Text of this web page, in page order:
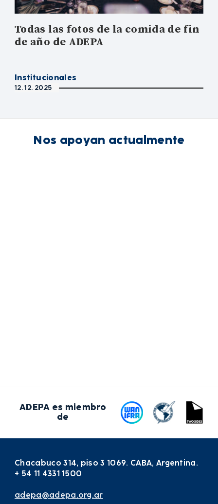
Todas las fotos de la comida de fin
de año de ADEPA
Institucionales
12. 12. 2025
Nos apoyan actualmente
ADEPA es miembro
de
Chacabuco 314, piso 3 1069. CABA, Argentina.
+ 54 11 4331 1500
adepa@adepa.org.ar